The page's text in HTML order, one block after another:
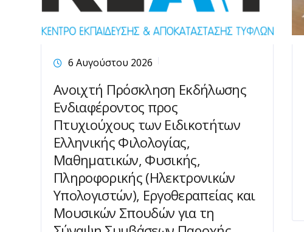
6 Αυγούστου 2026
Ανοιχτή Πρόσκληση Εκδήλωσης
Ενδιαφέροντος προς
Πτυχιούχους των Ειδικοτήτων
Ελληνικής Φιλολογίας,
Μαθηματικών, Φυσικής,
Πληροφορικής (Ηλεκτρονικών
Υπολογιστών), Εργοθεραπείας και
Μουσικών Σπουδών για τη